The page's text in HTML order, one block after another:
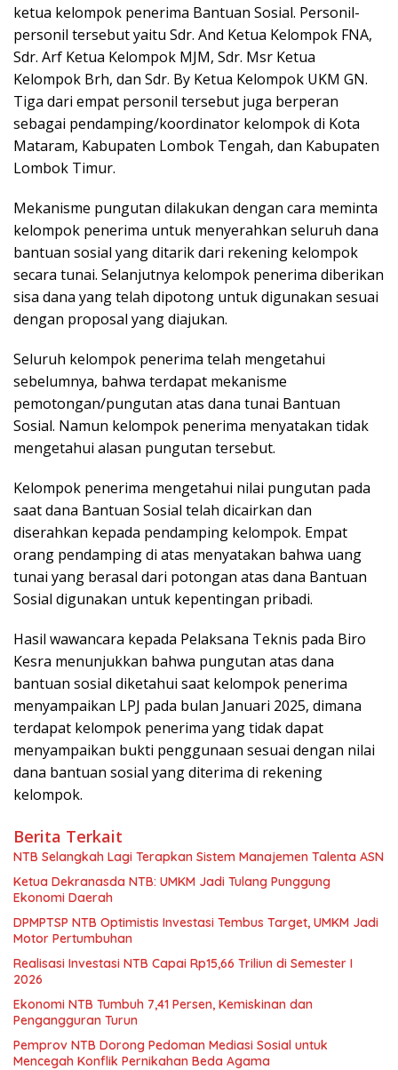
ketua kelompok penerima Bantuan Sosial. Personil-
personil tersebut yaitu Sdr. And Ketua Kelompok FNA,
Sdr. Arf Ketua Kelompok MJM, Sdr. Msr Ketua
Kelompok Brh, dan Sdr. By Ketua Kelompok UKM GN.
Tiga dari empat personil tersebut juga berperan
sebagai pendamping/koordinator kelompok di Kota
Mataram, Kabupaten Lombok Tengah, dan Kabupaten
Lombok Timur.
Mekanisme pungutan dilakukan dengan cara meminta
kelompok penerima untuk menyerahkan seluruh dana
bantuan sosial yang ditarik dari rekening kelompok
secara tunai. Selanjutnya kelompok penerima diberikan
sisa dana yang telah dipotong untuk digunakan sesuai
dengan proposal yang diajukan.
Seluruh kelompok penerima telah mengetahui
sebelumnya, bahwa terdapat mekanisme
pemotongan/pungutan atas dana tunai Bantuan
Sosial. Namun kelompok penerima menyatakan tidak
mengetahui alasan pungutan tersebut.
Kelompok penerima mengetahui nilai pungutan pada
saat dana Bantuan Sosial telah dicairkan dan
diserahkan kepada pendamping kelompok. Empat
orang pendamping di atas menyatakan bahwa uang
tunai yang berasal dari potongan atas dana Bantuan
Sosial digunakan untuk kepentingan pribadi.
Hasil wawancara kepada Pelaksana Teknis pada Biro
Kesra menunjukkan bahwa pungutan atas dana
bantuan sosial diketahui saat kelompok penerima
menyampaikan LPJ pada bulan Januari 2025, dimana
terdapat kelompok penerima yang tidak dapat
menyampaikan bukti penggunaan sesuai dengan nilai
dana bantuan sosial yang diterima di rekening
kelompok.
Berita Terkait
NTB Selangkah Lagi Terapkan Sistem Manajemen Talenta ASN
Ketua Dekranasda NTB: UMKM Jadi Tulang Punggung
Ekonomi Daerah
DPMPTSP NTB Optimistis Investasi Tembus Target, UMKM Jadi
Motor Pertumbuhan
Realisasi Investasi NTB Capai Rp15,66 Triliun di Semester I
2026
Ekonomi NTB Tumbuh 7,41 Persen, Kemiskinan dan
Pengangguran Turun
Pemprov NTB Dorong Pedoman Mediasi Sosial untuk
Mencegah Konflik Pernikahan Beda Agama